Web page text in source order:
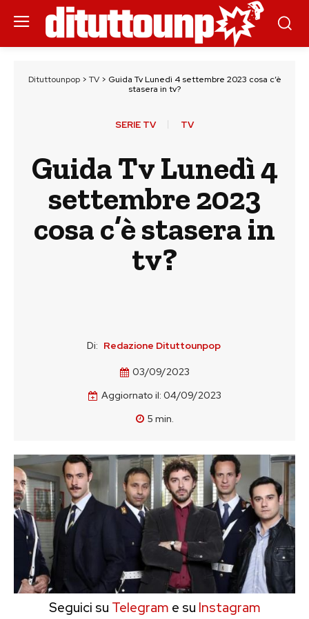
Dituttounpop> TV> Guida Tv Lunedì 4 settembre 2023 cosa c’è
stasera in tv?
SERIE TV TV
Guida Tv Lunedì 4
settembre 2023
cosa c’è stasera in
tv?
Di: Redazione Dituttounpop
03/09/2023
Aggiornato il: 04/09/2023
5 min.
Seguici su Telegram e su Instagram